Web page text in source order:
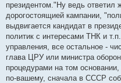
президентом."Ну ведь
дорогостоящией кампании,
выдвигается кандидат в
политик с интересами ТНК и
управления, все остальное -
глава ЦРУ или министра
процедурами на том
по-вашему, сначала в СССР